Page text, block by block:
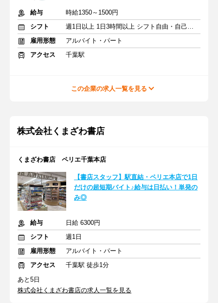
給与
時給1350～1500円
シフト
週1日以上 1日3時間以上 シフト自由・自己申告
雇用形態
アルバイト・パート
アクセス
千葉駅
この企業の求人一覧を見る
株式会社くまざわ書店
くまざわ書店 ペリエ千葉本店
【書店スタッフ】駅直結・ペリエ本店で1日
だけの超短期バイト♪給与は日払い！単発の
み◎
給与
日給 6300円
シフト
週1日
雇用形態
アルバイト・パート
アクセス
千葉駅 徒歩1分
あと5日
株式会社くまざわ書店の求人一覧を見る